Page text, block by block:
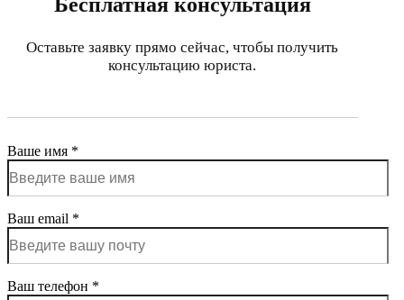
Оставьте заявку прямо сейчас, чтобы получить
консультацию юриста.
Ваше имя *
Ваш email *
Ваш телефон *